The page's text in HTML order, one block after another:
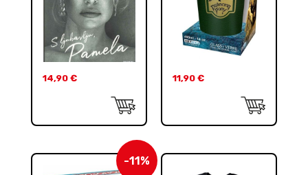
14,90 € 11,90 €
-11%